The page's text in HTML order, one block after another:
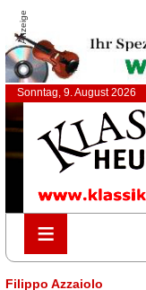
Anzeige
Sonntag, 9. August 2026
≡
≡
Filippo Azzaiolo